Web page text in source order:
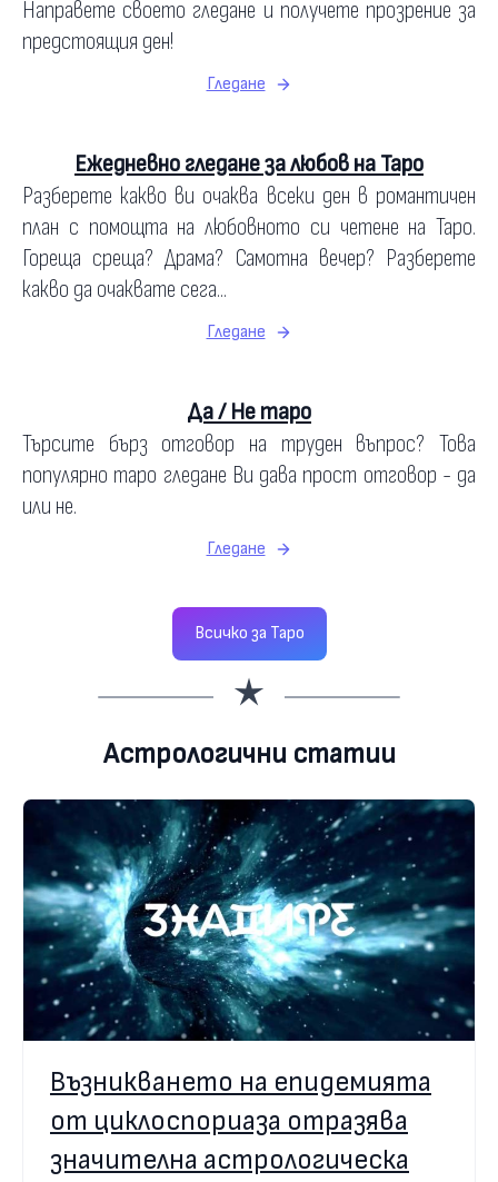
Направете своето гледане и получете прозрение за
предстоящия ден!
Гледане
Ежедневно гледане за любов на Таро
Разберете какво ви очаква всеки ден в романтичен
план с помощта на любовното си четене на Таро.
Гореща среща? Драма? Самотна вечер? Разберете
какво да очаквате сега...
Гледане
Да / Не таро
Търсите бърз отговор на труден въпрос? Това
популярно таро гледане Ви дава прост отговор - да
или не.
Гледане
Всичко за Таро
Астрологични статии
Възникването на епидемията
от циклоспориаза отразява
значителна астрологическа